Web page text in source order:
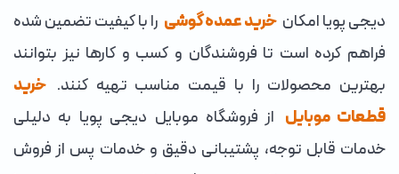
دیجی پویا امکان خرید عمده گوشی را با کیفیت تضمین شده
فراهم کرده است تا فروشندگان و کسب و کارها نیز بتوانند
بهترین محصولات را با قیمت مناسب تهیه کنند. خرید
قطعات موبایل از فروشگاه موبایل دیجی پویا به دلیلی
خدمات قابل توجه، پشتیبانی دقیق و خدمات پس از فروش